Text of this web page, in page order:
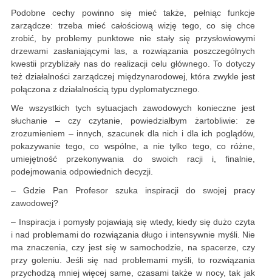
Podobne cechy powinno się mieć także, pełniąc funkcje
zarządcze: trzeba mieć całościową wizję tego, co się chce
zrobić, by problemy punktowe nie stały się przysłowiowymi
drzewami zasłaniającymi las, a rozwiązania poszczególnych
kwestii przybliżały nas do realizacji celu głównego. To dotyczy
też działalności zarządczej międzynarodowej, która zwykle jest
połączona z działalnością typu dyplomatycznego.
We wszystkich tych sytuacjach zawodowych konieczne jest
słuchanie – czy czytanie, powiedziałbym żartobliwie: ze
zrozumieniem – innych, szacunek dla nich i dla ich poglądów,
pokazywanie tego, co wspólne, a nie tylko tego, co różne,
umiejętność przekonywania do swoich racji i, finalnie,
podejmowania odpowiednich decyzji.
– Gdzie Pan Profesor szuka inspiracji do swojej pracy
zawodowej?
– Inspiracja i pomysły pojawiają się wtedy, kiedy się dużo czyta
i nad problemami do rozwiązania długo i intensywnie myśli. Nie
ma znaczenia, czy jest się w samochodzie, na spacerze, czy
przy goleniu. Jeśli się nad problemami myśli, to rozwiązania
przychodzą mniej więcej same, czasami także w nocy, tak jak